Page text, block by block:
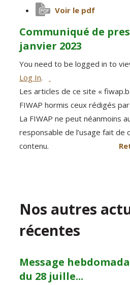
Voir le pdf
Communiqué de
janvier 2023
You need to be logged in to
Log In.
Les articles de ce site «
FIWAP hormis ceux rédigés
La FIWAP ne peut néanmoins
responsable de l’usage fait de
contenu.
Nos autres
récentes
Message
du 28 juille...